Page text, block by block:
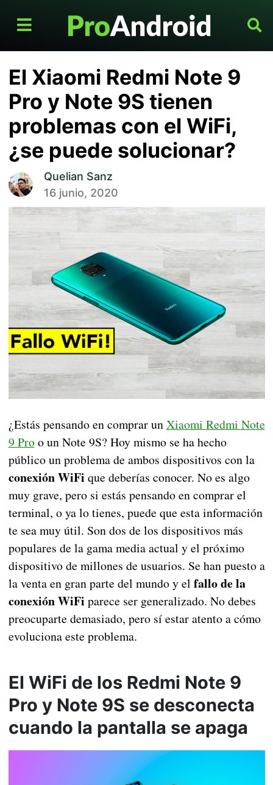
El Xiaomi Redmi Note 9
Pro y Note 9S tienen
problemas con el WiFi,
¿se puede solucionar?
Quelian Sanz
16 junio, 2020
¿Estás pensando en comprar unXiaomi Redmi Note
9 Proo un Note 9S? Hoy mismo se ha hecho
público un problema de ambos dispositivos con la
conexión WiFi que deberías conocer. No es algo
muy grave, pero si estás pensando en comprar el
terminal, o ya lo tienes, puede que esta información
te sea muy útil. Son dos de los dispositivos más
populares de la gama media actual y el próximo
dispositivo de millones de usuarios. Se han puesto a
la venta en gran parte del mundo y el fallo de la
conexión WiFi parece ser generalizado. No debes
preocuparte demasiado, pero sí estar atento a cómo
evoluciona este problema.
El WiFi de los Redmi Note 9
Pro y Note 9S se desconecta
cuando la pantalla se apaga